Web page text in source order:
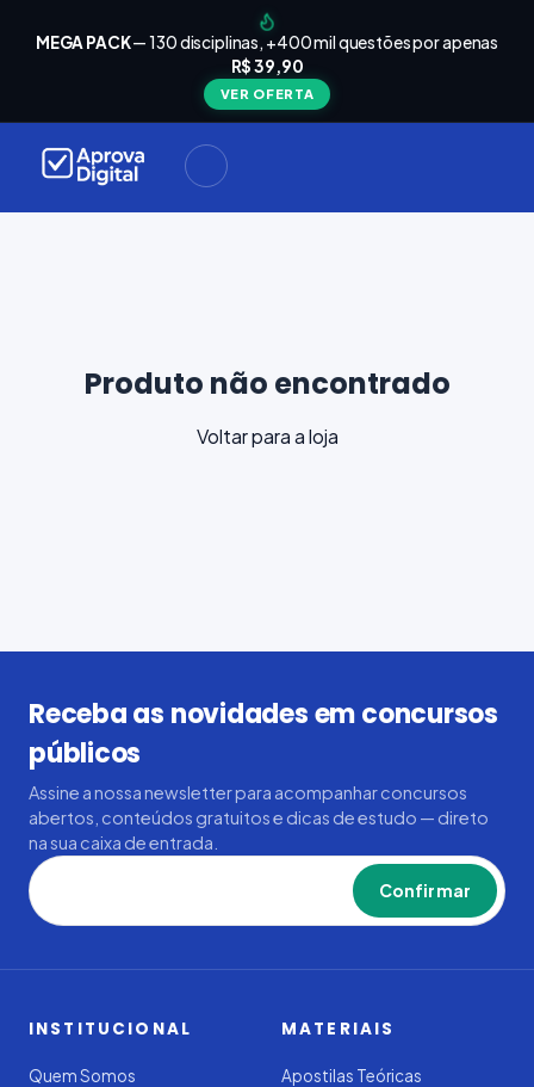
MEGA PACK— 130 disciplinas, +400 mil questões por apenas
R$ 39,90
VER OFERTA
Produto não encontrado
Voltar para a loja
Receba as novidades em concursos
públicos
Assine a nossa newsletter para acompanhar concursos
abertos, conteúdos gratuitos e dicas de estudo — direto
na sua caixa de entrada.
Confirmar
INSTITUCIONAL
Quem Somos
MATERIAIS
Apostilas Teóricas
Seu
loja e